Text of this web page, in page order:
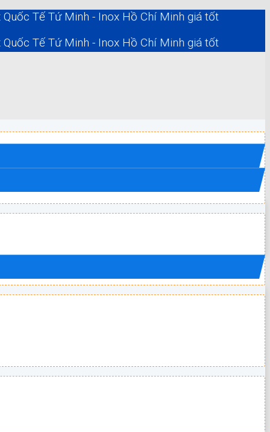
Tứ Minh - Inox Hồ Chí Minh giá tốt
Tứ Minh - Inox Hồ Chí Minh giá tốt